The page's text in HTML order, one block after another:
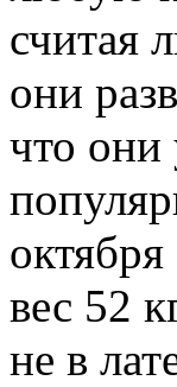
считая
они
что они
вес 52
не в